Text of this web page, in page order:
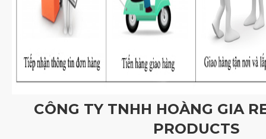
CÔNG TY TNHH HOÀNG GIA
PRODUCTS